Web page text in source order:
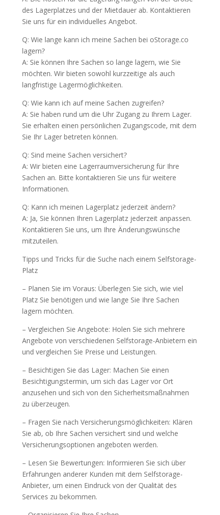
des Lagerplatzes und der Mietdauer ab. Kontaktieren
Sie uns für ein individuelles Angebot.
Q: Wie lange kann ich meine Sachen bei oStorage.co
lagern?
A: Sie können Ihre Sachen so lange lagern, wie Sie
möchten. Wir bieten sowohl kurzzeitige als auch
langfristige Lagermöglichkeiten.
Q: Wie kann ich auf meine Sachen zugreifen?
A: Sie haben rund um die Uhr Zugang zu Ihrem Lager.
Sie erhalten einen persönlichen Zugangscode, mit dem
Sie Ihr Lager betreten können.
Q: Sind meine Sachen versichert?
A: Wir bieten eine Lagerraumversicherung für Ihre
Sachen an. Bitte kontaktieren Sie uns für weitere
Informationen.
Q: Kann ich meinen Lagerplatz jederzeit ändern?
A: Ja, Sie können Ihren Lagerplatz jederzeit anpassen.
Kontaktieren Sie uns, um Ihre Änderungswünsche
mitzuteilen.
Tipps und Tricks für die Suche nach einem Selfstorage-
Platz
– Planen Sie im Voraus: Überlegen Sie sich, wie viel
Platz Sie benötigen und wie lange Sie Ihre Sachen
lagern möchten.
– Vergleichen Sie Angebote: Holen Sie sich mehrere
Angebote von verschiedenen Selfstorage-Anbietern ein
und vergleichen Sie Preise und Leistungen.
– Besichtigen Sie das Lager: Machen Sie einen
Besichtigungstermin, um sich das Lager vor Ort
anzusehen und sich von den Sicherheitsmaßnahmen
zu überzeugen.
– Fragen Sie nach Versicherungsmöglichkeiten: Klären
Sie ab, ob Ihre Sachen versichert sind und welche
Versicherungsoptionen angeboten werden.
– Lesen Sie Bewertungen: Informieren Sie sich über
Erfahrungen anderer Kunden mit dem Selfstorage-
Anbieter, um einen Eindruck von der Qualität des
Services zu bekommen.